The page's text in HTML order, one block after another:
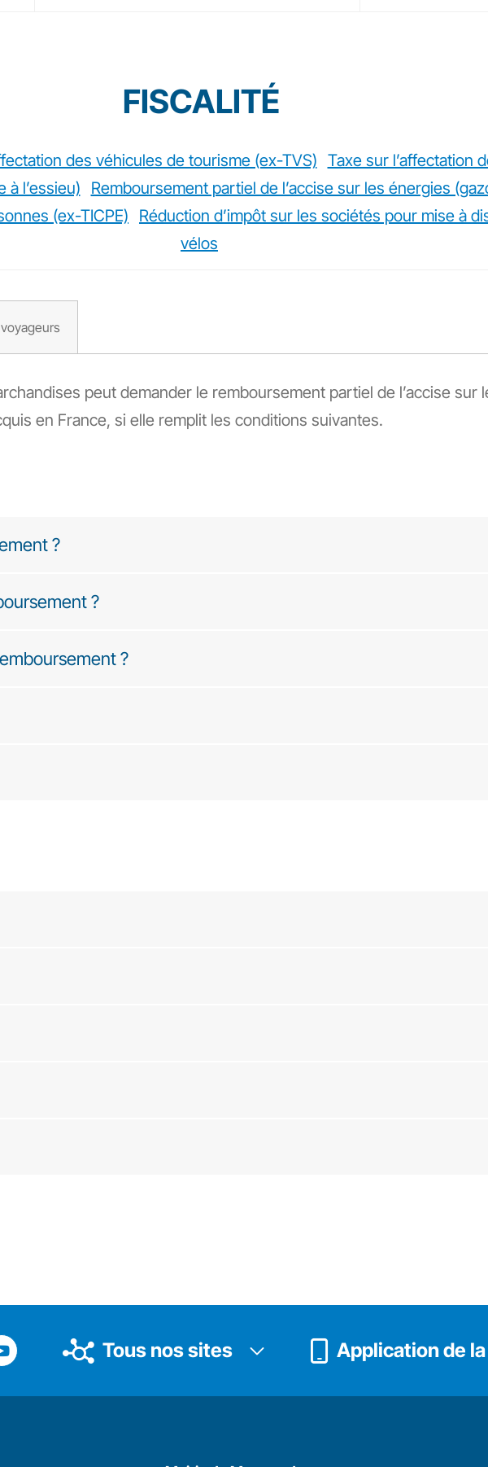
FISCALITÉ
des véhicules de tourisme (ex-TVS) Taxe sur l’affectation
l’essieu)
Remboursement partiel de l’accise sur les énergies
(ex-TICPE)
Réduction d’impôt sur les sociétés pour mise à
vélos
peut demander le remboursement partiel de l’accise sur
en France, si elle remplit les conditions suivantes.
?
?
?
Tous nos sites Application de